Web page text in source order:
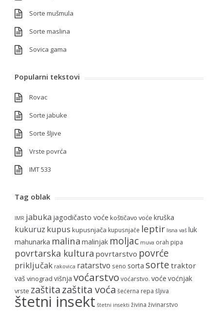
Sorte mušmula
Sorte maslina
Sovica gama
Popularni tekstovi
Rovac
Sorte jabuke
Sorte šljive
Vrste povrća
IMT 533
Tag oblak
IMR jabuka jagodičasto voće koštičavo voće kruška
kukuruz kupus kupusnjača kupusnjače leptir lisna vaš luk
mahunarka malina malinjak moljac muva orah pipa
povrtarska kultura povrtarstvo povrće
priključak rakovica ratarstvo seno sorta sorte traktor
vaš vinograd višnja voćarstvo voćarstvo. voće voćnjak
vrste zaštitazaštita voća šećerna repa šljiva
štetni insekt štetni insekti živina živinarstvo